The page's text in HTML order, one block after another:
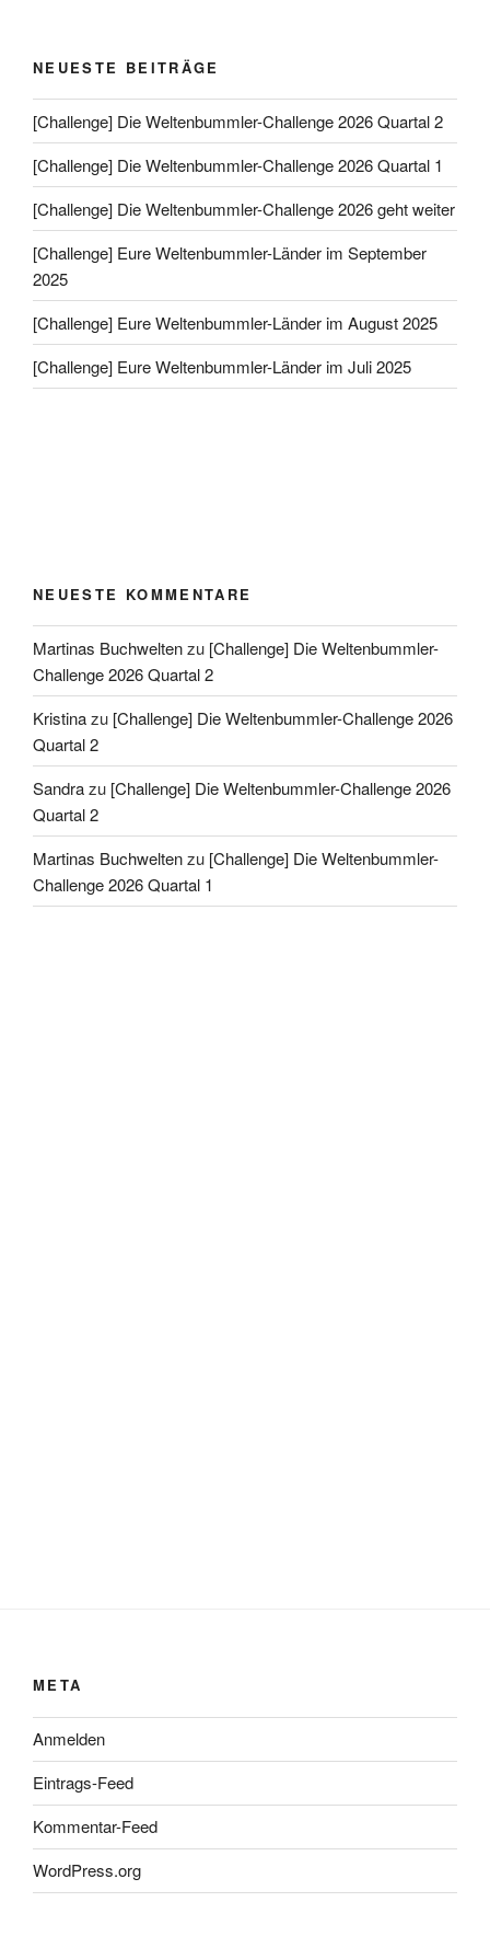
NEUESTE BEITRÄGE
[Challenge] Die Weltenbummler-Challenge 2026 Quartal 2
[Challenge] Die Weltenbummler-Challenge 2026 Quartal 1
[Challenge] Die Weltenbummler-Challenge 2026 geht weiter
[Challenge] Eure Weltenbummler-Länder im September
2025
[Challenge] Eure Weltenbummler-Länder im August 2025
[Challenge] Eure Weltenbummler-Länder im Juli 2025
NEUESTE KOMMENTARE
Martinas Buchweltenzu [Challenge] Die Weltenbummler-
Challenge 2026 Quartal 2
Kristinazu [Challenge] Die Weltenbummler-Challenge 2026
Quartal 2
Sandrazu [Challenge] Die Weltenbummler-Challenge 2026
Quartal 2
Martinas Buchweltenzu [Challenge] Die Weltenbummler-
Challenge 2026 Quartal 1
META
Anmelden
Eintrags-Feed
Kommentar-Feed
WordPress.org